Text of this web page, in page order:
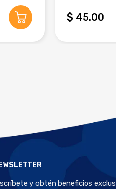
$ 45.00
y obtén beneficios